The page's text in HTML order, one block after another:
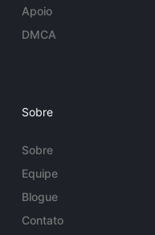
Apoio
DMCA
Sobre
Sobre
Equipe
Blogue
Contato